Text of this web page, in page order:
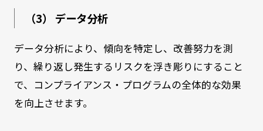
（3） データ分析
データ分析により、傾向を特定し、改善努力を測
り、繰り返し発生するリスクを浮き彫りにすること
で、コンプライアンス・プログラムの全体的な効果
を向上させます。